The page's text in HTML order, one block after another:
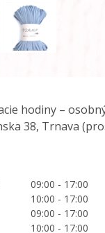
hodiny –
38, Trnava
09:00 - 17:00
10:00 - 17:00
09:00 - 17:00
10:00 - 17:00